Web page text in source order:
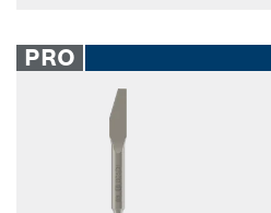
PRO